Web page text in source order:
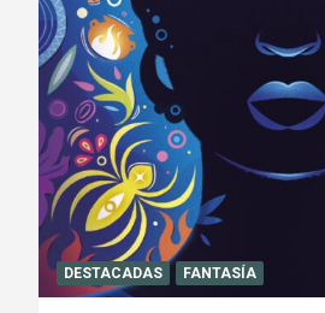
DESTACADAS FANTASÍA